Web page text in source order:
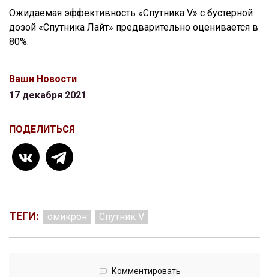
Ожидаемая эффективность «Спутника V» с бустерной
дозой «Спутника Лайт» предварительно оценивается в
80%.
Ваши Новости
17 декабря 2021
ПОДЕЛИТЬСЯ
ТЕГИ: омикрон Спутник V
Комментировать